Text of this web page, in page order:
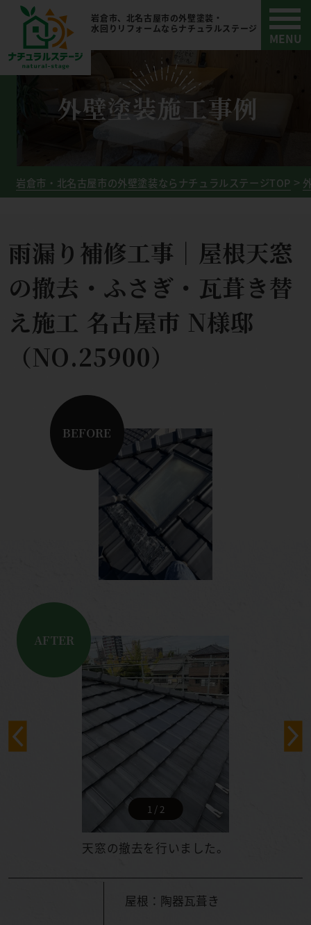
岩倉市、北名古屋市の外壁塗装・
水回りリフォームならナチュラルステージ
外壁塗装施工事例
岩倉市・北名古屋市の外壁塗装ならナチュラルステージTOP
雨漏り補修工事｜屋根天窓
の撤去・ふさぎ・瓦葺き替
え施工 名古屋市 N様邸
（NO.25900）
BEFORE
AFTER
天窓の撤去を行いました。
1 / 2
屋根：陶器瓦葺き